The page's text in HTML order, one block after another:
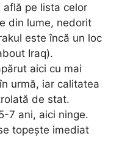
află pe lista celor
din lume, nedorit
este încă un loc
Iraq).
aici cu mai
urmă, iar calitatea
de stat.
7 ani, aici ninge.
topește imediat